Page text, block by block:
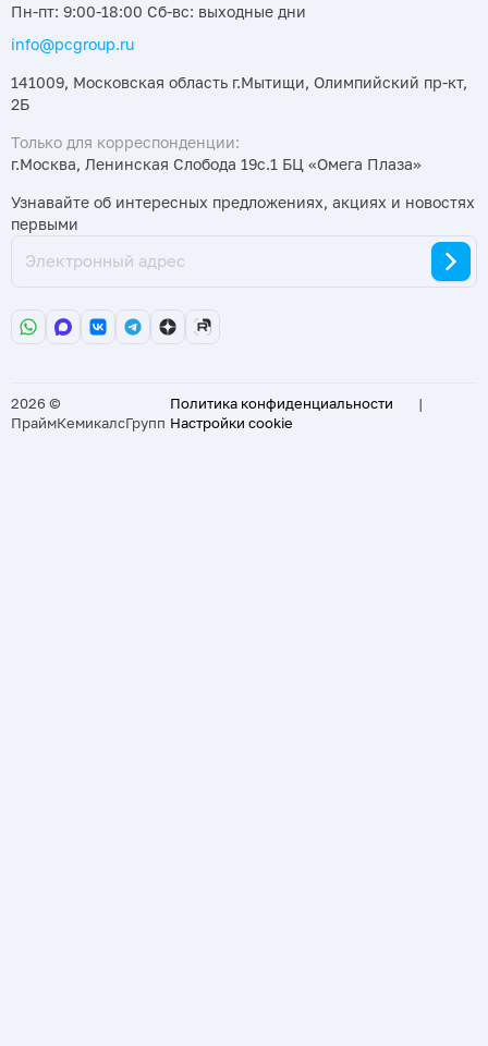
Пн-пт: 9:00-18:00 Сб-вс: выходные дни
info@pcgroup.ru
141009, Московская область г.Мытищи, Олимпийский пр-кт,
2Б
Только для корреспонденции:
г.Москва, Ленинская Слобода 19с.1 БЦ «Омега Плаза»
Узнавайте об интересных предложениях, акциях и новостях
первыми
2026 ©
ПраймКемикалсГрупп
Политика конфиденциальности
|
Настройки cookie